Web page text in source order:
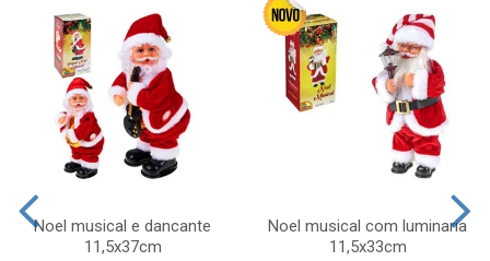
Noel musical e dancante
11,5x37cm
Noel musical com luminaria
11,5x33cm